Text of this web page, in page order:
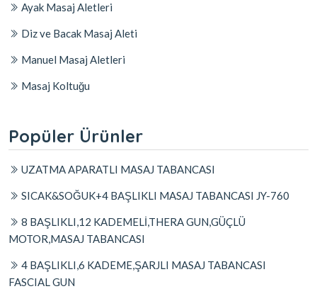
Ayak Masaj Aletleri
Diz ve Bacak Masaj Aleti
Manuel Masaj Aletleri
Masaj Koltuğu
Popüler Ürünler
UZATMA APARATLI MASAJ TABANCASI
SICAK&SOĞUK+4 BAŞLIKLI MASAJ TABANCASI JY-760
8 BAŞLIKLI,12 KADEMELİ,THERA GUN,GÜÇLÜ
MOTOR,MASAJ TABANCASI
4 BAŞLIKLI,6 KADEME,ŞARJLI MASAJ TABANCASI
FASCIAL GUN